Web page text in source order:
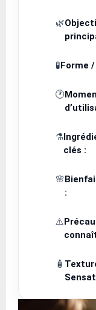
🌿
🧪Forme
🕐
⚗️
clés :
🌸
:
⚠️
🧴